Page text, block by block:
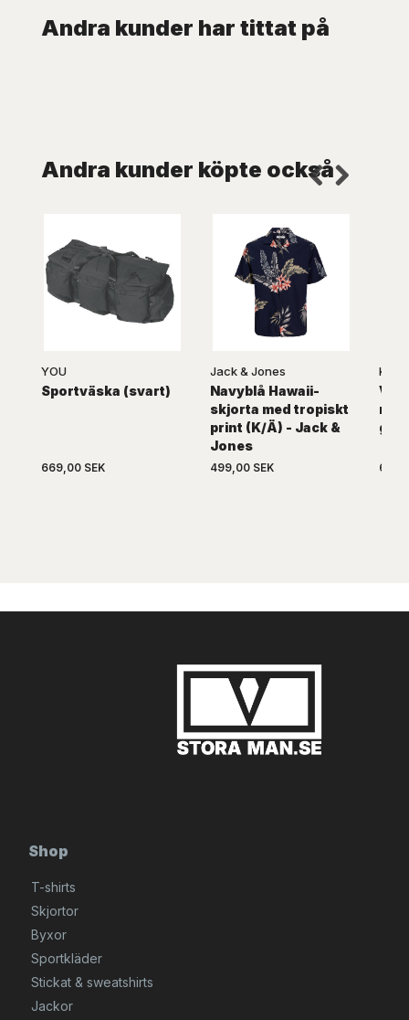
Andra kunder har tittat på
Andra kunder köpte också
YOU
Sportväska (svart)
669,00 SEK
Jack & Jones
Navyblå Hawaii-
skjorta med tropiskt
print (K/Ä) - Jack &
Jones
499,00 SEK
Vit
Shop
T-shirts
Skjortor
Byxor
Sportkläder
Stickat & sweatshirts
Jackor